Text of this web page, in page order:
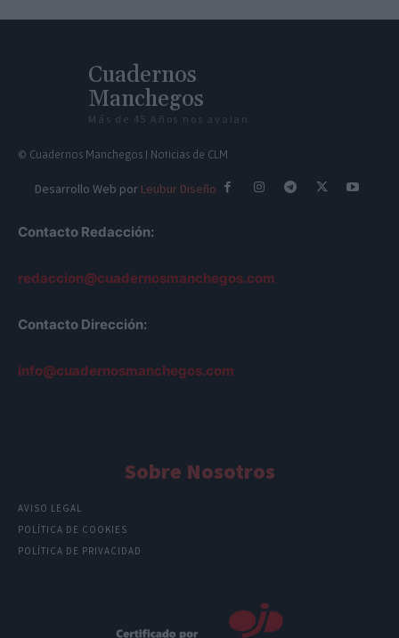
Cuadernos
Manchegos
Más de 45 Años nos avalan
© Cuadernos Manchegos | Noticias de CLM
Desarrollo Web por Leubur Diseño
Contacto Redacción:
redaccion@cuadernosmanchegos.com
Contacto Dirección:
info@cuadernosmanchegos.com
Sobre Nosotros
AVISO LEGAL
POLÍTICA DE COOKIES
POLÍTICA DE PRIVACIDAD